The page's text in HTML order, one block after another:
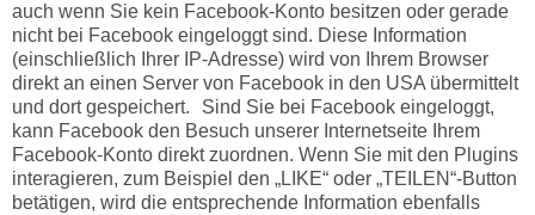
auch wenn Sie kein Facebook-Konto besitzen oder gerade
nicht bei Facebook eingeloggt sind. Diese Information
(einschließlich Ihrer IP-Adresse) wird von Ihrem Browser
direkt an einen Server von Facebook in den USA übermittelt
und dort gespeichert. Sind Sie bei Facebook eingeloggt,
kann Facebook den Besuch unserer Internetseite Ihrem
Facebook-Konto direkt zuordnen. Wenn Sie mit den Plugins
interagieren, zum Beispiel den „LIKE“ oder „TEILEN“-Button
betätigen, wird die entsprechende Information ebenfalls